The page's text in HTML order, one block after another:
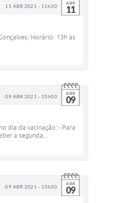
11 ABR 2021 - 11h30 ABR
11
Horário: 13h às
09 ABR 2021 - 15h00 ABR
09
dia da vacinação: - Para
a segunda...
09 ABR 2021 - 13h30 ABR
09